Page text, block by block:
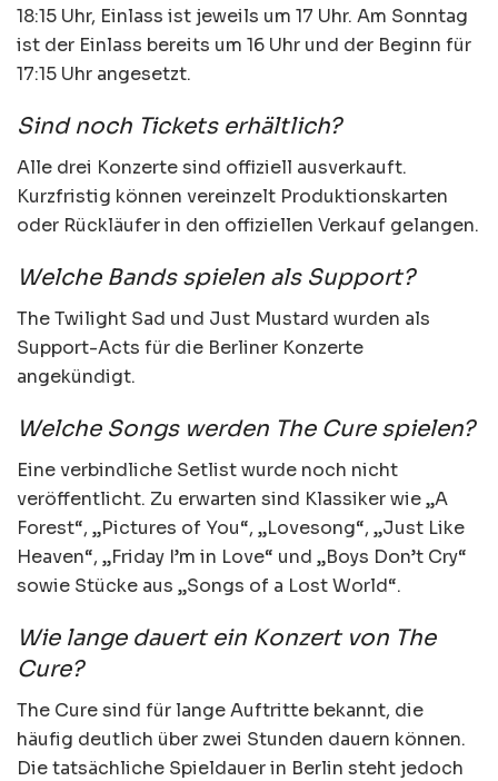
18:15 Uhr, Einlass ist jeweils um 17 Uhr. Am Sonntag
ist der Einlass bereits um 16 Uhr und der Beginn für
17:15 Uhr angesetzt.
Sind noch Tickets erhältlich?
Alle drei Konzerte sind offiziell ausverkauft.
Kurzfristig können vereinzelt Produktionskarten
oder Rückläufer in den offiziellen Verkauf gelangen.
Welche Bands spielen als Support?
The Twilight Sad und Just Mustard wurden als
Support-Acts für die Berliner Konzerte
angekündigt.
Welche Songs werden The Cure spielen?
Eine verbindliche Setlist wurde noch nicht
veröffentlicht. Zu erwarten sind Klassiker wie „A
Forest“, „Pictures of You“, „Lovesong“, „Just Like
Heaven“, „Friday I’m in Love“ und „Boys Don’t Cry“
sowie Stücke aus „Songs of a Lost World“.
Wie lange dauert ein Konzert von The
Cure?
The Cure sind für lange Auftritte bekannt, die
häufig deutlich über zwei Stunden dauern können.
Die tatsächliche Spieldauer in Berlin steht jedoch